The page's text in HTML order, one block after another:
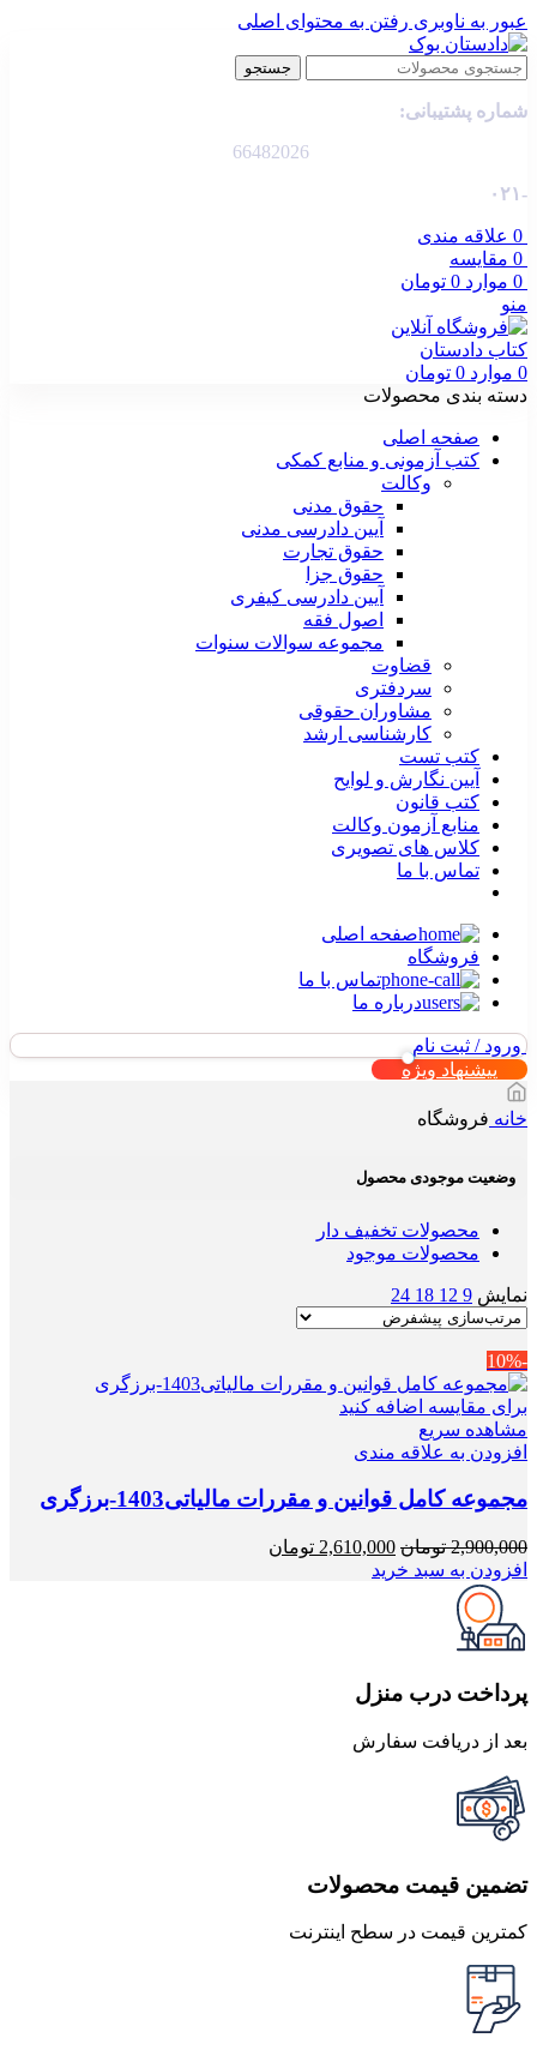
عبور به ناوبری رفتن به محتوای اصلی
جستجو
شماره پشتیبانی:
66482026
-۰۲۱
0 علاقه مندی
0 مقایسه
0 موارد 0 تومان
منو
0 موارد 0 تومان
دسته بندی محصولات
صفحه اصلی
کتب آزمونی و منابع کمکی
وکالت
حقوق مدنی
آیین دادرسی مدنی
حقوق تجارت
حقوق جزا
آیین دادرسی کیفری
اصول فقه
مجموعه سوالات سنوات
قضاوت
سردفتری
مشاوران حقوقی
کارشناسی ارشد
کتب تست
آیین نگارش و لوایح
کتب قانون
منابع آزمون وکالت
کلاس های تصویری
تماس با ما
صفحه اصلی
فروشگاه
تماس با ما
درباره ما
ورود / ثبت نام
پیشنهاد ویژه
خانه فروشگاه
وضعیت موجودی محصول
محصولات تخفیف دار
محصولات موجود
نمایش 9
12
18
24
-10%
برای مقایسه اضافه کنید
مشاهده سریع
افزودن به علاقه مندی
مجموعه کامل قوانین و مقررات مالیاتی1403-برزگری
2,900,000 تومان قیمت
اصلی
2,610,000 تومان
افزودن به سبد خرید
پرداخت درب منزل
بعد از دریافت سفارش
تضمین قیمت محصولات
کمترین قیمت در سطح اینترنت